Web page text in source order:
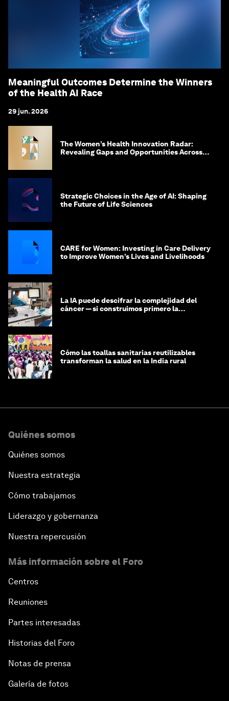
Meaningful Outcomes Determine the Winners
of the Health AI Race
29 jun. 2026
The Women’s Health Innovation Radar:
Revealing Gaps and Opportunities Across
Strategic Choices in the Age of AI: Shaping
the Future of Life Sciences
CARE for Women: Investing in Care Delivery
to Improve Women’s Lives and Livelihoods
La IA puede descifrar la complejidad del
cáncer — si construimos primero la
Cómo las toallas sanitarias reutilizables
transforman la salud en la India rural
Quiénes somos
Quiénes somos
Nuestra estrategia
Cómo trabajamos
Liderazgo y gobernanza
Nuestra repercusión
Más información sobre el Foro
Centros
Reuniones
Partes interesadas
Historias del Foro
Notas de prensa
Galería de fotos